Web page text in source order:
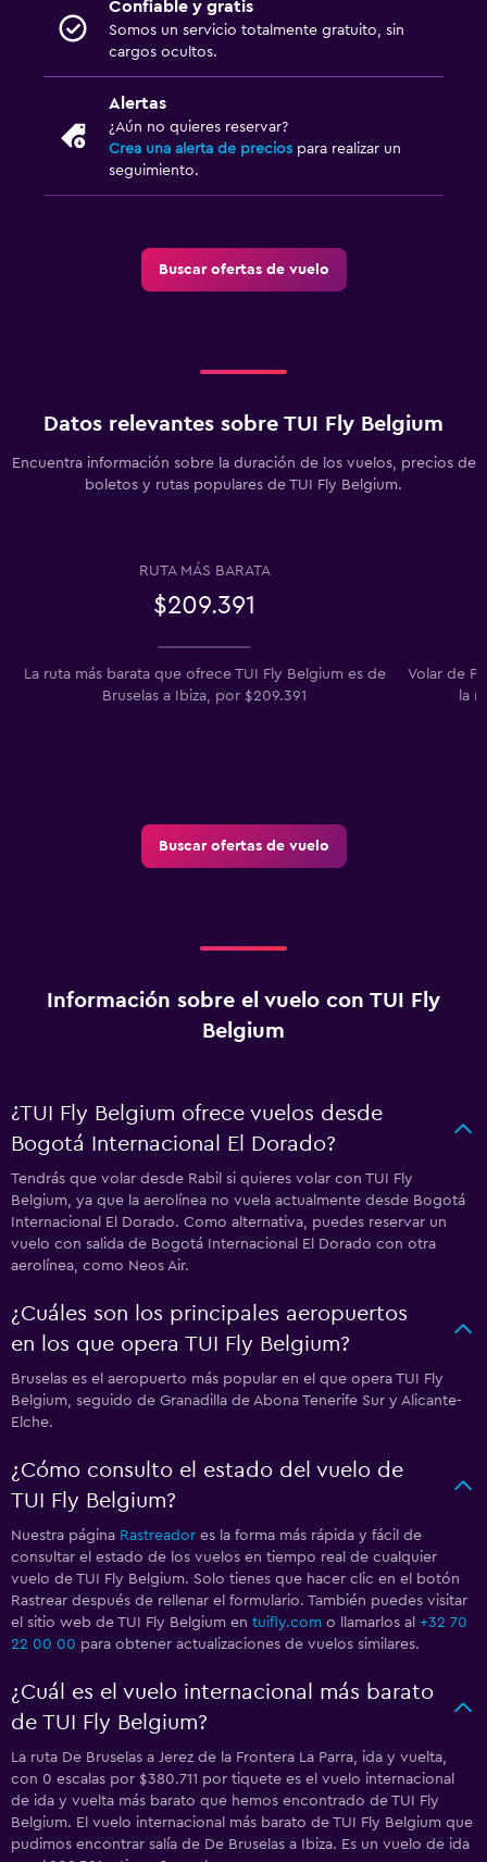
Confiable y gratis
Somos un servicio totalmente gratuito, sin
cargos ocultos.
Alertas
¿Aún no quieres reservar?
Crea una alerta de precios para realizar un
seguimiento.
Buscar ofertas de vuelo
Datos relevantes sobre TUI Fly Belgium
Encuentra información sobre la duración de los vuelos, precios de
boletos y rutas populares de TUI Fly Belgium.
RUTA MÁS BARATA
$209.391
La ruta más barata que ofrece TUI Fly Belgium es de
Bruselas a Ibiza, por $209.391
Volar de
la
Buscar ofertas de vuelo
Información sobre el vuelo con TUI Fly
Belgium
¿TUI Fly Belgium ofrece vuelos desde
Bogotá Internacional El Dorado?
Tendrás que volar desde Rabil si quieres volar con TUI Fly
Belgium, ya que la aerolínea no vuela actualmente desde Bogotá
Internacional El Dorado. Como alternativa, puedes reservar un
vuelo con salida de Bogotá Internacional El Dorado con otra
aerolínea, como Neos Air.
¿Cuáles son los principales aeropuertos
en los que opera TUI Fly Belgium?
Bruselas es el aeropuerto más popular en el que opera TUI Fly
Belgium, seguido de Granadilla de Abona Tenerife Sur y Alicante-
Elche.
¿Cómo consulto el estado del vuelo de
TUI Fly Belgium?
Nuestra página Rastreador es la forma más rápida y fácil de
consultar el estado de los vuelos en tiempo real de cualquier
vuelo de TUI Fly Belgium. Solo tienes que hacer clic en el botón
Rastrear después de rellenar el formulario. También puedes visitar
el sitio web de TUI Fly Belgium en tuifly.com o llamarlos al +32 70
22 00 00 para obtener actualizaciones de vuelos similares.
¿Cuál es el vuelo internacional más barato
de TUI Fly Belgium?
La ruta De Bruselas a Jerez de la Frontera La Parra, ida y vuelta,
con 0 escalas por $380.711 por tiquete es el vuelo internacional
de ida y vuelta más barato que hemos encontrado de TUI Fly
Belgium. El vuelo internacional más barato de TUI Fly Belgium que
pudimos encontrar salía de De Bruselas a Ibiza. Es un vuelo de ida